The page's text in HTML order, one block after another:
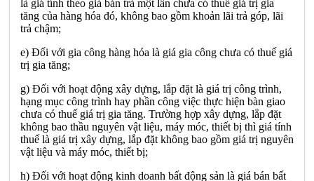
là giá tính theo giá bán trả một lần chưa có thuế giá trị gia
tăng của hàng hóa đó, không bao gồm khoản lãi trả góp, lãi
trả chậm;
e) Đối với gia công hàng hóa là giá gia công chưa có thuế giá
trị gia tăng;
g) Đối với hoạt động xây dựng, lắp đặt là giá trị công trình,
hạng mục công trình hay phần công việc thực hiện bàn giao
chưa có thuế giá trị gia tăng. Trường hợp xây dựng, lắp đặt
không bao thầu nguyên vật liệu, máy móc, thiết bị thì giá tính
thuế là giá trị xây dựng, lắp đặt không bao gồm giá trị nguyên
vật liệu và máy móc, thiết bị;
h) Đối với hoạt động kinh doanh bất động sản là giá bán bất